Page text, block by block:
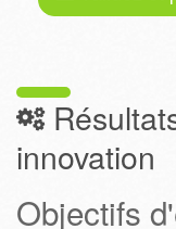
innovation
Objectifs